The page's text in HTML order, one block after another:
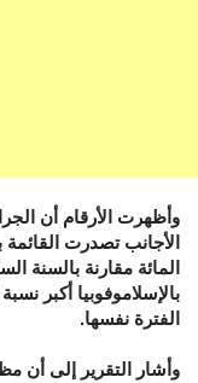
وأظهرت الأرقام أن
المائة مقارنة بالسنة
الفترة نفسها.
وأشار التقرير إلى أن